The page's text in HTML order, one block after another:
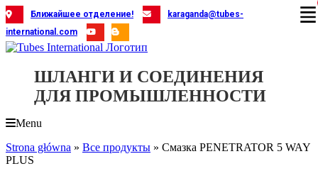
Skip
to
content
Ближайшее отделение!
karaganda@tubes-
international.com
ШЛАНГИ И СОЕДИНЕНИЯ
ДЛЯ ПРОМЫШЛЕННОСТИ
Menu
Strona główna » Все продукты » Смазка PENETRATOR 5 WAY
PLUS